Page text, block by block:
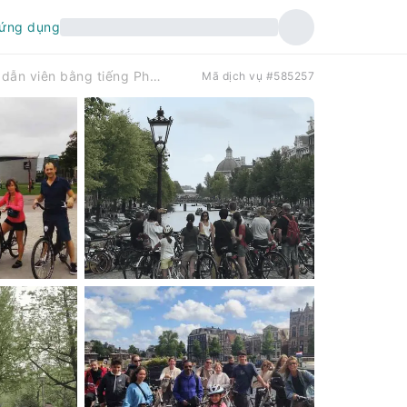
dụng
Amsterdam: Tour tham quan thành phố bằng xe đạp có hướng dẫn viên bằng tiếng Pháp | Hà Lan Mã dịch vụ #585257